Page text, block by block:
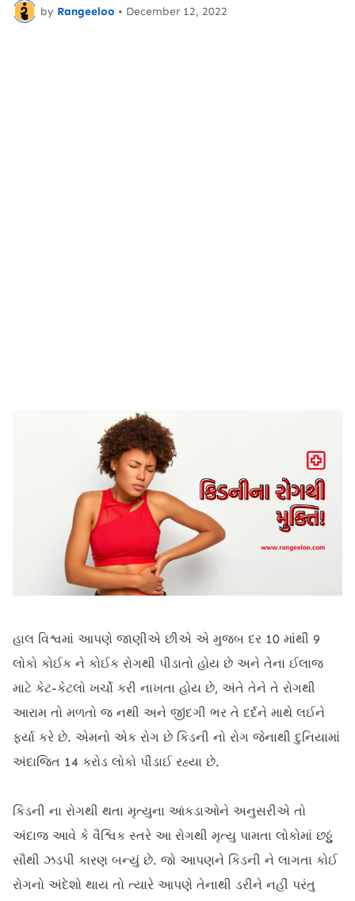
by Rangeeloo • December 12, 2022
હાલ વિશ્વમાં આપણે જાણીએ છીએ એ મુજબ દર 10 માંથી 9
લોકો કોઈક ને કોઈક રોગથી પીડાતો હોય છે અને તેના ઈલાજ
માટે કેટ-કેટલો ખર્ચો કરી નાખતા હોય છે, અંતે તેને તે રોગથી
આરામ તો મળતો જ નથી અને જીંદગી ભર તે દર્દને માથે લઈને
ફર્યા કરે છે. એમનો એક રોગ છે કિડની નો રોગ જેનાથી દુનિયામાં
અંદાજિત 14 કરોડ લોકો પીડાઈ રહ્યા છે.
કિડની ના રોગથી થતા મૃત્યુના આંકડાઓને અનુસરીએ તો
અંદાજ આવે કે વૈશ્વિક સ્તરે આ રોગથી મૃત્યુ પામતા લોકોમાં છઠ્ઠું
સૌથી ઝડપી કારણ બન્યું છે. જો આપણને કિડની ને લાગતા કોઈ
રોગનો અંદેશો થાય તો ત્યારે આપણે તેનાથી ડરીને નહીં પરંતુ